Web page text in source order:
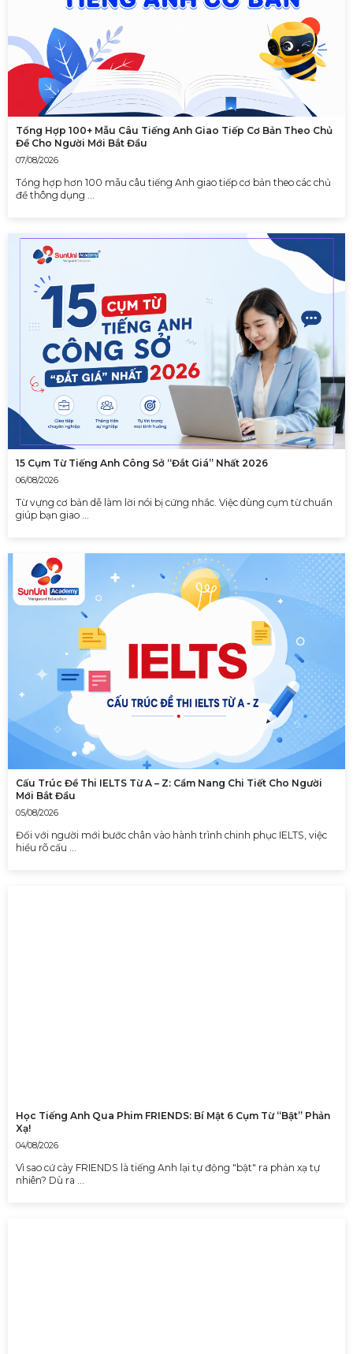
Tổng Hợp 100+ Mẫu Câu Tiếng Anh Giao Tiếp Cơ Bản Theo Chủ
Đề Cho Người Mới Bắt Đầu
07/08/2026
Tổng hợp hơn 100 mẫu câu tiếng Anh giao tiếp cơ bản theo các chủ
đề thông dụng …
15 Cụm Từ Tiếng Anh Công Sở “Đắt Giá” Nhất 2026
06/08/2026
Từ vựng cơ bản dễ làm lời nói bị cứng nhắc. Việc dùng cụm từ chuẩn
giúp bạn giao …
Cấu Trúc Đề Thi IELTS Từ A – Z: Cẩm Nang Chi Tiết Cho Người
Mới Bắt Đầu
05/08/2026
Đối với người mới bước chân vào hành trình chinh phục IELTS, việc
hiểu rõ cấu …
Học Tiếng Anh Qua Phim FRIENDS: Bí Mật 6 Cụm Từ “Bật” Phản
Xạ!
04/08/2026
Vì sao cứ cày FRIENDS là tiếng Anh lại tự động "bật" ra phản xạ tự
nhiên? Dù ra …